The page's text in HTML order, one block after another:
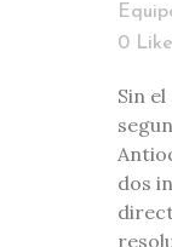
0
Sin
dos